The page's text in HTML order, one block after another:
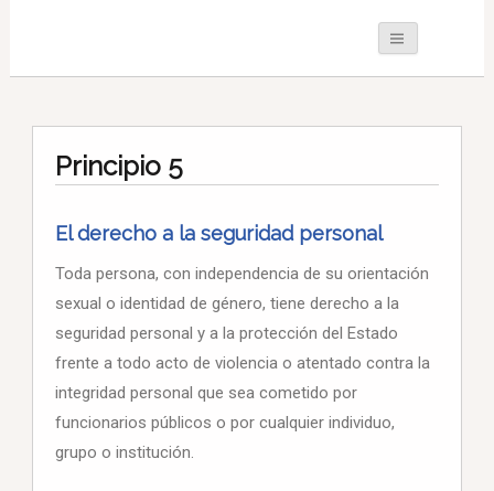
Principio 5
El derecho a la seguridad personal
Toda persona, con independencia de su orientación
sexual o identidad de género, tiene derecho a la
seguridad personal y a la protección del Estado
frente a todo acto de violencia o atentado contra la
integridad personal que sea cometido por
funcionarios públicos o por cualquier individuo,
grupo o institución.